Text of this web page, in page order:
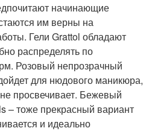
начинающие
им верны на
Гели Grattol обладают
распределять по
Розовый непрозрачный
для нюдового маникюра,
просвечивает. Бежевый
– тоже прекрасный вариант
и идеально